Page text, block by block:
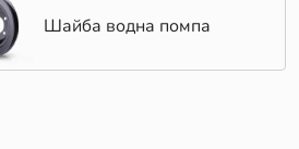
Шайба водна помпа